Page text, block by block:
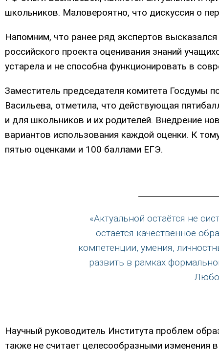
школьников. Маловероятно, что дискуссия о
Напомним, что ранее ряд экспертов
российского проекта оценивания знаний
устарела и не способна функционировать в
Заместитель председателя комитета Госдумы
Васильева, отметила, что действующая
и для школьников и их родителей. Внедрение
вариантов использования каждой оценки. К
пятью оценками и 100 баллами ЕГЭ.
«Актуальной остаётся не
остаётся качественное
компетенции, умения,
развить в рамках
Научный руководитель Института проблем
также не считает целесообразными изменения